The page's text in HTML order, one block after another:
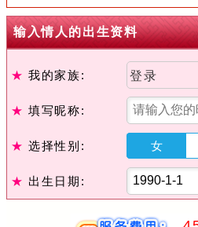
输入情人的出生资料
★我的家族: 登录
★填写昵称:
★选择性别: 女
★ 出生日期: